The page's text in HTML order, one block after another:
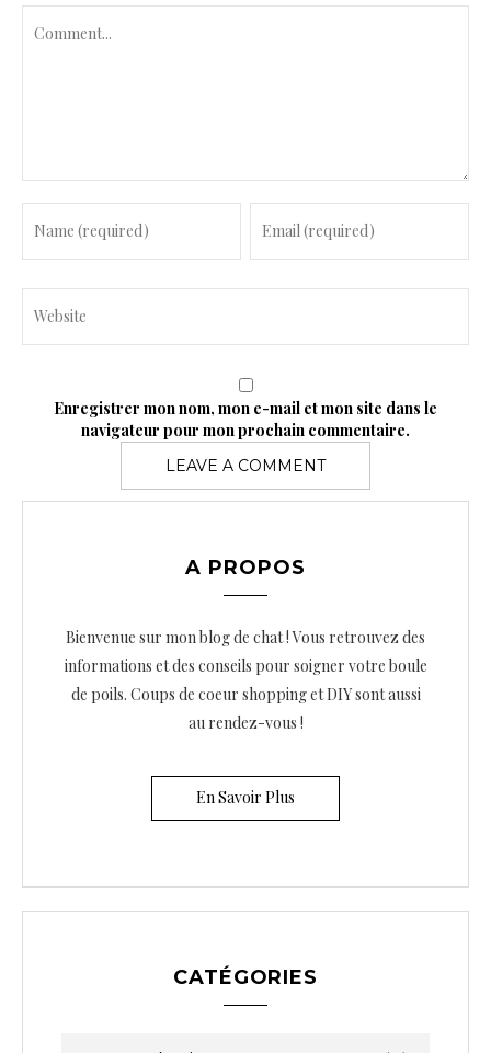
Enregistrer mon nom, mon e-mail et mon site dans le
navigateur pour mon prochain commentaire.
A PROPOS
Bienvenue sur mon blog de chat ! Vous retrouvez des
informations et des conseils pour soigner votre boule
de poils. Coups de coeur shopping et DIY sont aussi
au rendez-vous !
En Savoir Plus
CATÉGORIES